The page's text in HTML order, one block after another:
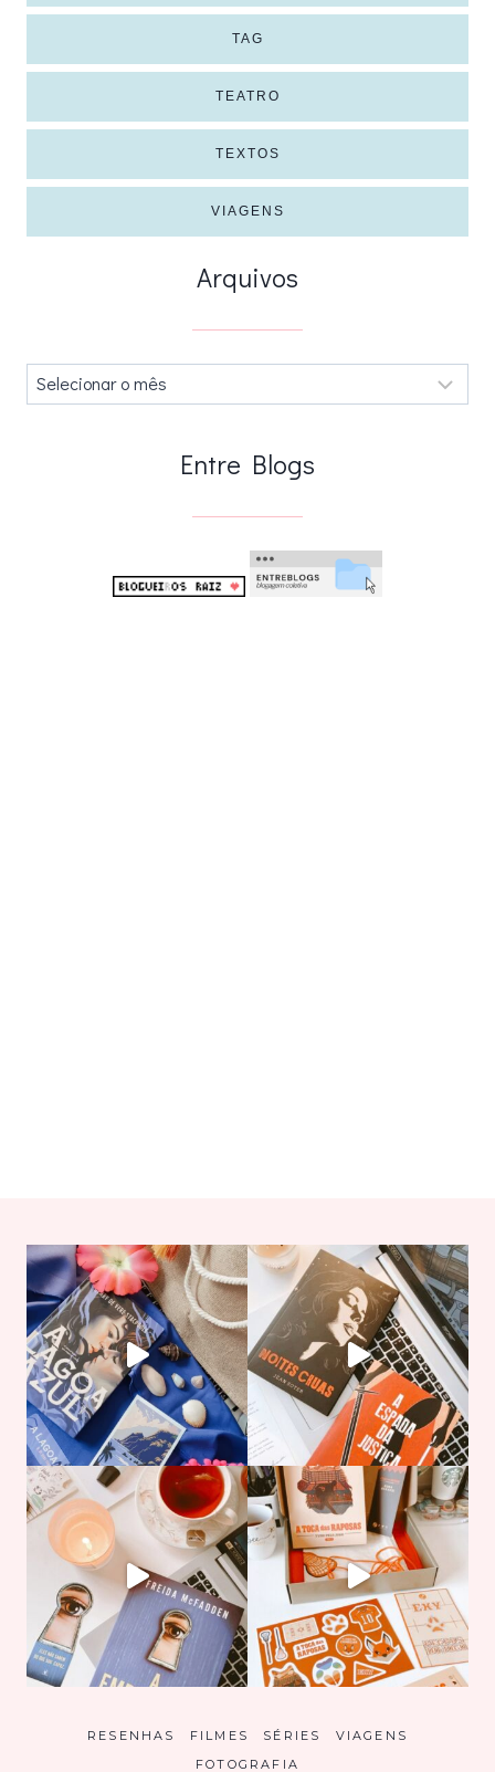
TAG
TEATRO
TEXTOS
VIAGENS
Arquivos
Arquivos
Entre Blogs
RESENHAS FILMES SÉRIES
VIAGENS
FOTOGRAFIA